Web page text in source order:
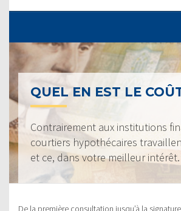
QUEL EN EST LE
Contrairement aux institutions
courtiers hypothécaires
et ce, dans votre meilleur intérêt.
De la première consultation jusqu’à la